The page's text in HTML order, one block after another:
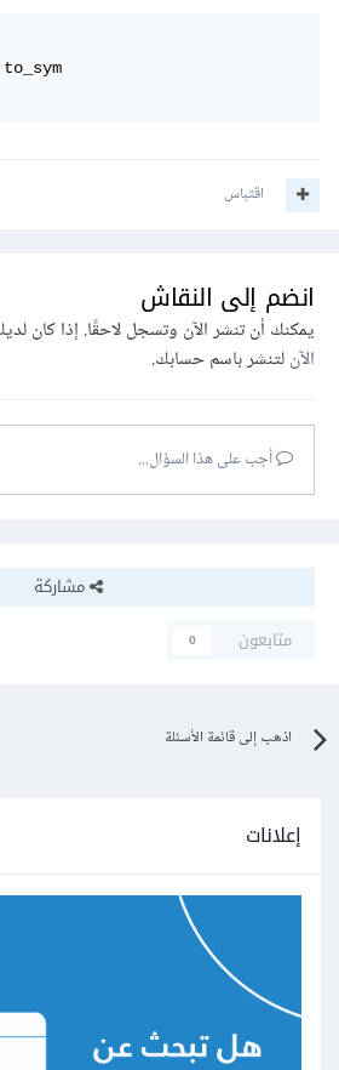
.
اقتباس
انضم إلى النقاش
يمكنك أن تنشر الآن وتسجل لاحقًا. إذا كان
الآنلتنشر باسم حسابك.
أجب على هذا السؤال...
مشاركة
متابعون
0
اذهب إلى قائمة الأسئلة
إعلانات